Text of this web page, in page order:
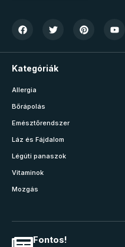
Kategóriák
Allergia
Bőrápolás
Emésztőrendszer
Láz és Fájdalom
Légúti panaszok
Vitaminok
Mozgás
Fontos!